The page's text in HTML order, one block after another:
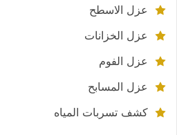
عزل الاسطح
عزل الخزانات
عزل الفوم
عزل المسابح
كشف تسربات المياه